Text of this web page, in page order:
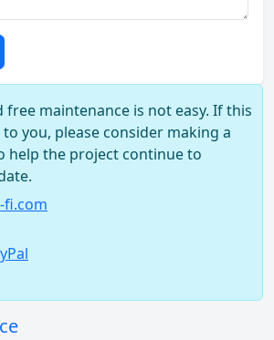
free maintenance is not easy. If this
you, please consider making a
help the project continue to
fi.com